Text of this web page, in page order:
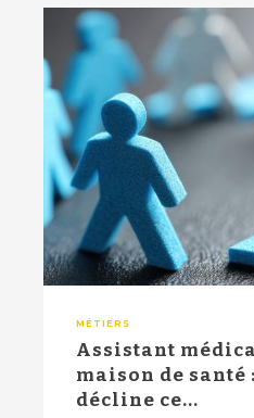
MÉTIERS
Assistant
maison de santé
décline ce...